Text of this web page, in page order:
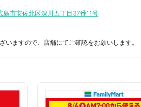
i
t
島市安佐北区深川五丁目37番11号
いますので、店舗にてご確認をお願いします。